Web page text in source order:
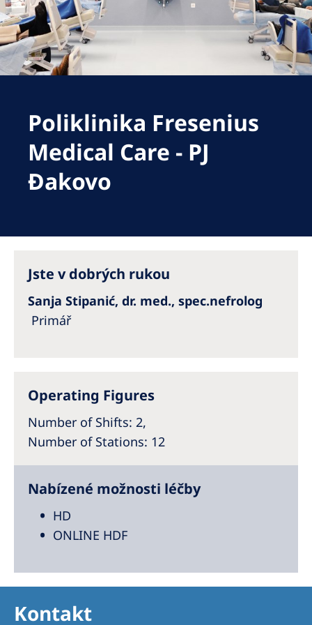
Romania
Russia
Serbia
Slovenia
Spain
Sweden
Asia Pacific
Australia
NephroCare International
Poliklinika Fresenius
Medical Care - PJ
Đakovo
Jste v dobrých rukou
Sanja Stipanić, dr. med., spec.nefrolog
Primář
Operating Figures
Number of Shifts: 2,
Number of Stations: 12
Nabízené možnosti léčby
HD
ONLINE HDF
Kontakt